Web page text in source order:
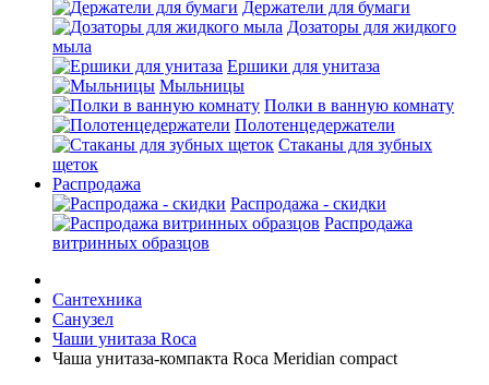
Держатели для бумаги
Дозаторы для жидкого
мыла
Ершики для унитаза
Мыльницы
Полки в ванную комнату
Полотенцедержатели
Стаканы для зубных
щеток
Распродажа
Распродажа - скидки
Распродажа
витринных образцов
Сантехника
Санузел
Чаши унитаза Roca
Чаша унитаза-компакта Roca Meridian compact